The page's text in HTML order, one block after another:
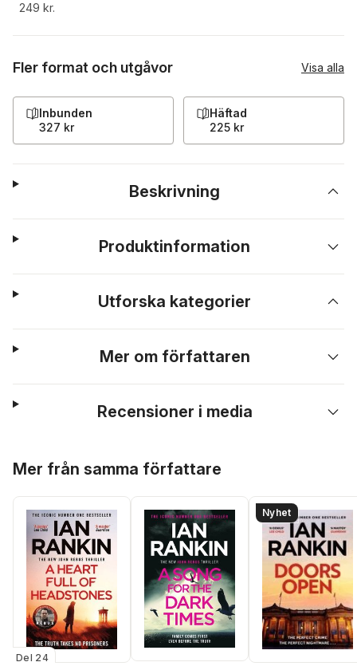
249 kr.
Fler format och utgåvor Visa alla
Inbunden
327 kr
Häftad
225 kr
Beskrivning
Produktinformation
Utforska kategorier
Mer om författaren
Recensioner i media
Mer från samma författare
Del 24
Nyhet